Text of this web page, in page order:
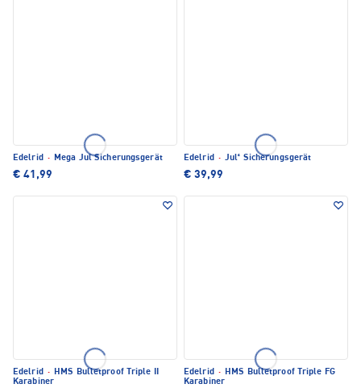
Edelrid · Mega Jul Sicherungsgerät
€ 41,99
Edelrid · Jul² Sicherungsgerät
€ 39,99
Edelrid · HMS Bulletproof Triple II
Karabiner
Edelrid · HMS Bulletproof Triple FG
Karabiner